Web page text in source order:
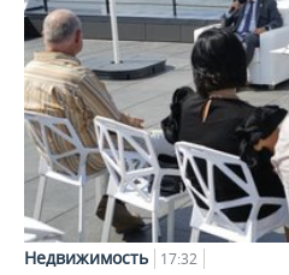
Недвижимость 17:32